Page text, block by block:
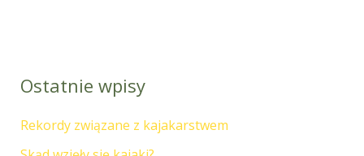
Ostatnie wpisy
Rekordy związane z kajakarstwem